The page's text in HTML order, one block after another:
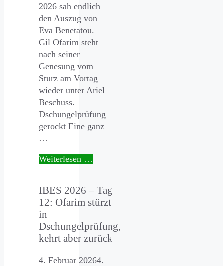
2026 sah endlich
den Auszug von
Eva Benetatou.
Gil Ofarim steht
nach seiner
Genesung vom
Sturz am Vortag
wieder unter Ariel
Beschuss.
Dschungelprüfung
gerockt Eine ganz
…
Weiterlesen …
IBES 2026 – Tag
12: Ofarim stürzt
in
Dschungelprüfung,
kehrt aber zurück
4. Februar 20264.